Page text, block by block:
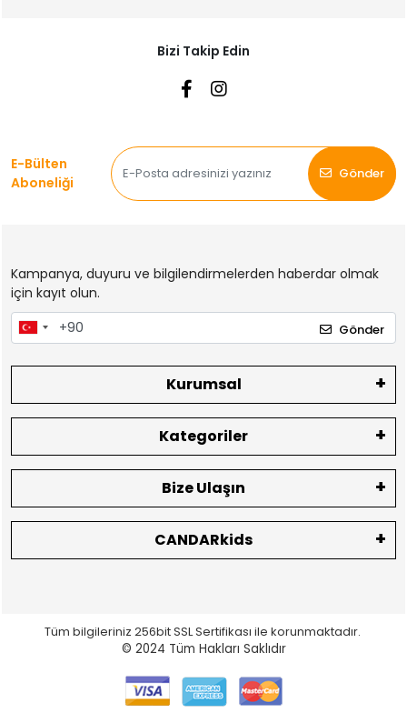
Bizi Takip Edin
E-Bülten
Aboneliği
Gönder
Kampanya, duyuru ve bilgilendirmelerden haberdar olmak
için kayıt olun.
Gönder
Kurumsal
Kategoriler
Bize Ulaşın
CANDARkids
Tüm bilgileriniz 256bit SSL Sertifikası ile korunmaktadır.
© 2024 Tüm Hakları Saklıdır